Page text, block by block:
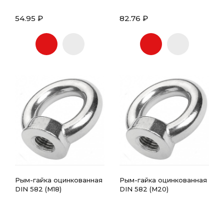
54.95 ₽ 82.76 ₽
Рым-гайка оцинкованная
DIN 582 (М18)
Рым-гайка оцинкованная
DIN 582 (М20)